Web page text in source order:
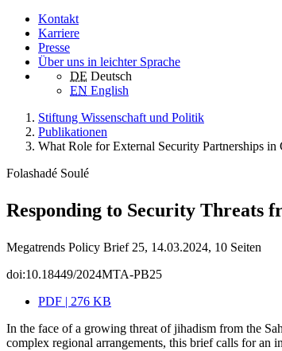
Kontakt
Karriere
Presse
Über uns in leichter Sprache
DE Deutsch
EN English
Stiftung Wissenschaft und Politik
Publikationen
What Role for External Security Partnerships in
Folashadé Soulé
Responding to Security Threats
Megatrends Policy Brief 25, 14.03.2024, 10 Seiten
doi:10.18449/2024MTA-PB25
PDF | 276 KB
In the face of a growing threat of jihadism from the
complex regional arrangements, this brief calls for an